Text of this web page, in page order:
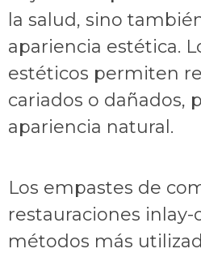
la salud, sino
apariencia estética.
estéticos permiten
cariados o dañados,
apariencia natural.
Los empastes de
restauraciones inlay-
métodos más